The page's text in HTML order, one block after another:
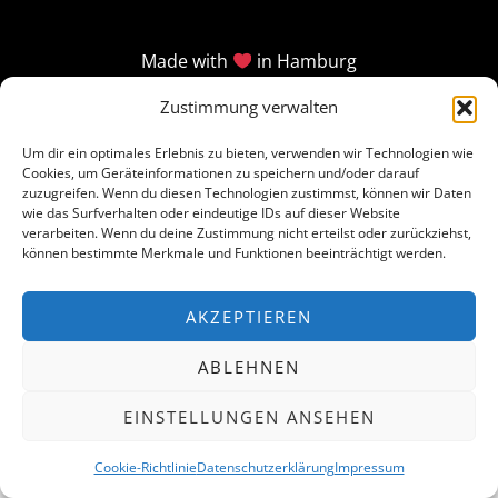
Zustimmung verwalten
Um dir ein optimales Erlebnis zu bieten, verwenden wir Technologien wie
Cookies, um Geräteinformationen zu speichern und/oder darauf
zuzugreifen. Wenn du diesen Technologien zustimmst, können wir Daten
wie das Surfverhalten oder eindeutige IDs auf dieser Website
verarbeiten. Wenn du deine Zustimmung nicht erteilst oder zurückziehst,
können bestimmte Merkmale und Funktionen beeinträchtigt werden.
AKZEPTIEREN
ABLEHNEN
EINSTELLUNGEN ANSEHEN
Cookie-RichtlinieDatenschutzerklärungImpressum
Made with in Hamburg